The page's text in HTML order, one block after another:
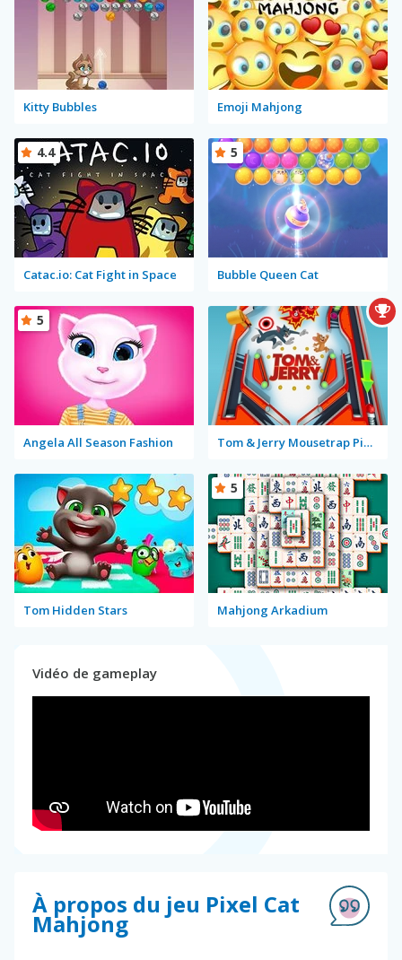
Kitty Bubbles Emoji Mahjong
Catac.io: Cat Fight in Space
4.4
Bubble Queen Cat
5
Angela All Season Fashion
5
Tom & Jerry Mousetrap Pinball
Tom Hidden Stars Mahjong Arkadium
5
Vidéo de gameplay
À propos du jeu Pixel Cat
Mahjong